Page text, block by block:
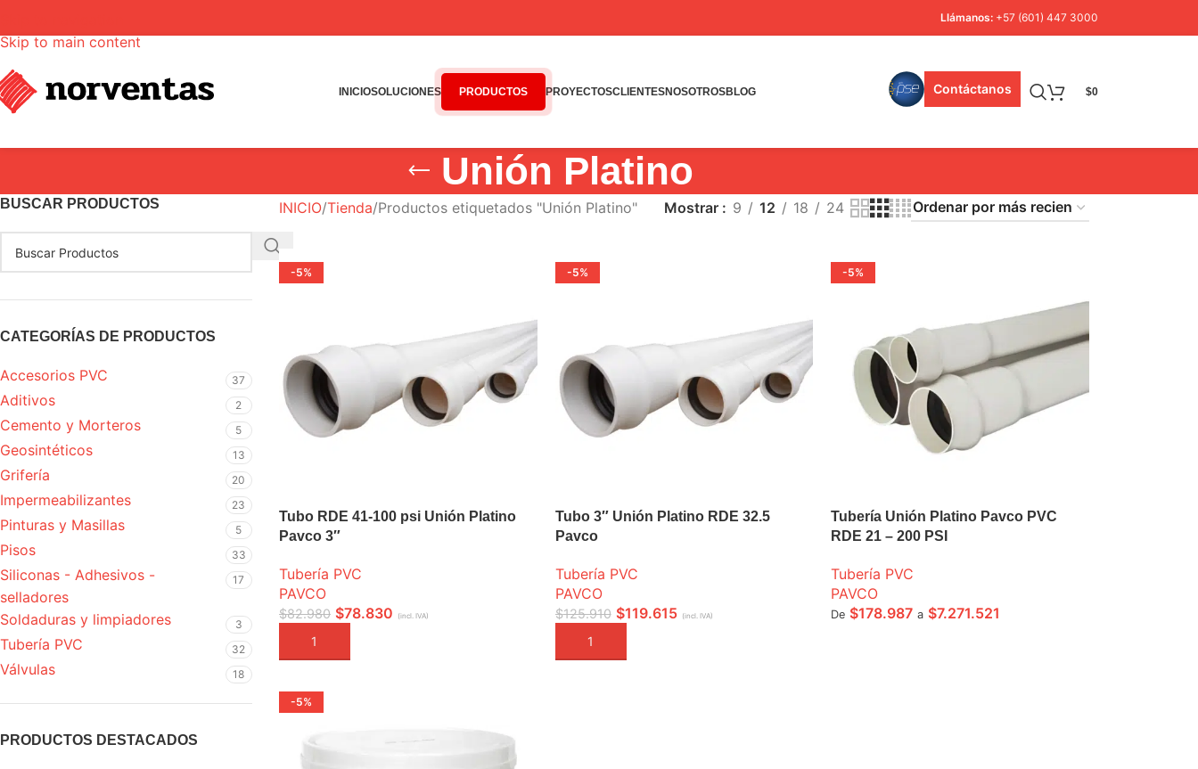
Skip to main content
Llámanos: +57 (601) 447 3000
INICIOSOLUCIONES PRODUCTOS PROYECTOSCLIENTESNOSOTROSBLOG Contáctanos $0
Unión Platino
BUSCAR PRODUCTOS
CATEGORÍAS DE PRODUCTOS
Accesorios PVC 37
Aditivos 2
Cemento y Morteros 5
Geosintéticos 13
Grifería 20
Impermeabilizantes 23
Pinturas y Masillas 5
Pisos 33
Siliconas - Adhesivos -
selladores
17
Soldaduras y limpiadores 3
Tubería PVC 32
Válvulas 18
PRODUCTOS DESTACADOS
INICIO Tienda Productos etiquetados "Unión Platino" Mostrar 9 12 18 24
-5%
Tubo RDE 41-100 psi Unión Platino
Pavco 3″
Tubería PVC
PAVCO
$82.980 $78.830 (incl. IVA)
AÑADIR A LA CESTA
-5%
Tubo 3″ Unión Platino RDE 32.5
Pavco
Tubería PVC
PAVCO
$125.910 $119.615 (incl. IVA)
AÑADIR A LA CESTA
-5%
Tubería Unión Platino Pavco PVC
RDE 21 – 200 PSI
Tubería PVC
PAVCO
De $178.987 a $7.271.521
-5%